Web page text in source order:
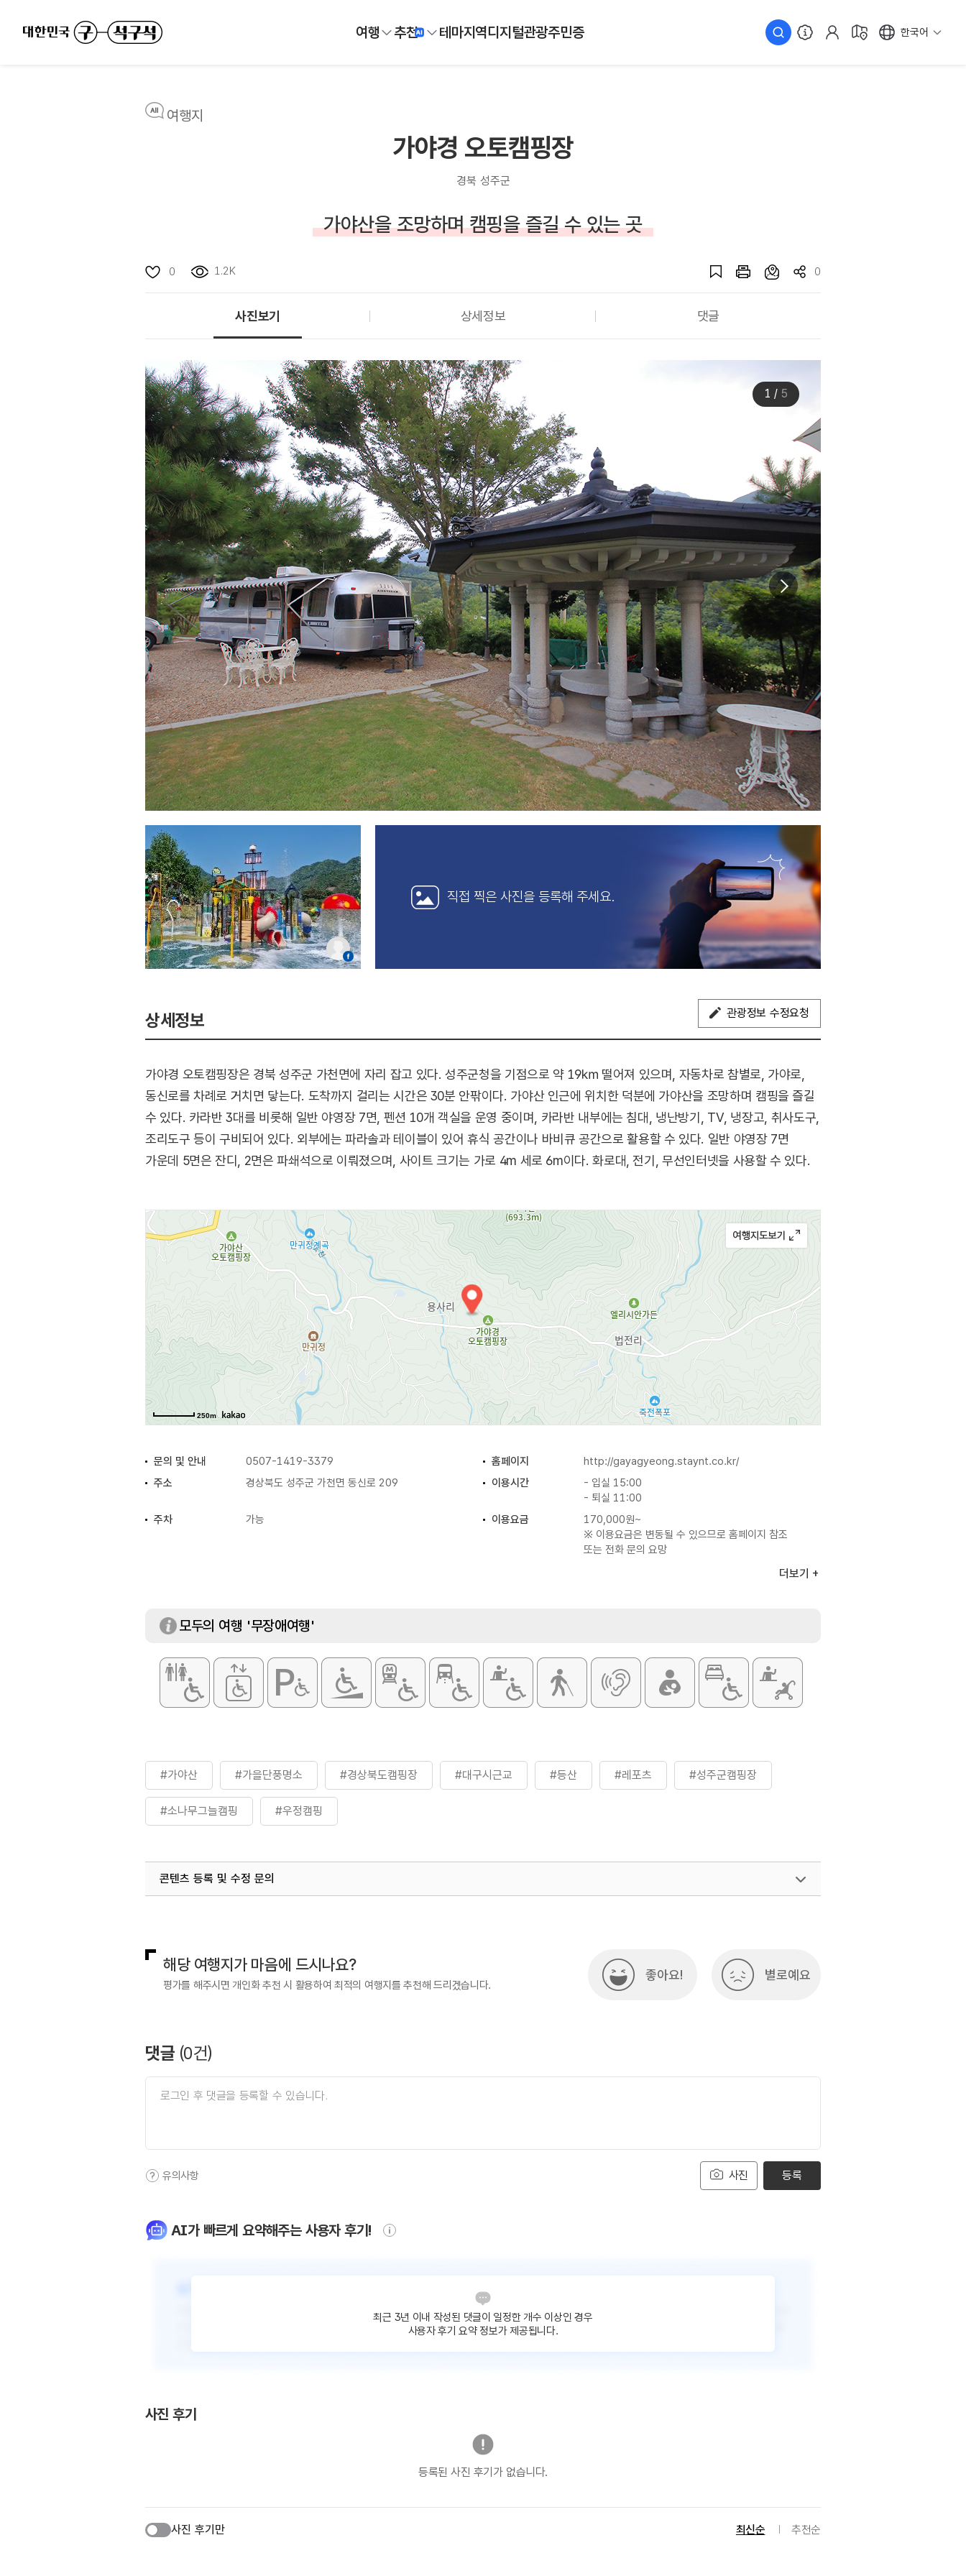
여행 추천 테마지역디지털관광주민증 한국어
여행지
가야경 오토캠핑장
경북 성주군
가야산을 조망하며 캠핑을 즐길 수 있는 곳
0 1.2K 0
사진보기 상세정보 댓글
1 / 5
직접 찍은 사진을등록해 주세요.
상세정보 관광정보 수정요청
가야경 오토캠핑장은 경북 성주군 가천면에 자리 잡고 있다. 성주군청을 기점으로 약 19㎞ 떨어져 있으며, 자동차로 참별로, 가야로,
동신로를 차례로 거치면 닿는다. 도착까지 걸리는 시간은 30분 안팎이다. 가야산 인근에 위치한 덕분에 가야산을 조망하며 캠핑을 즐길
수 있다. 카라반 3대를 비롯해 일반 야영장 7면, 펜션 10개 객실을 운영 중이며, 카라반 내부에는 침대, 냉난방기, TV, 냉장고, 취사도구,
조리도구 등이 구비되어 있다. 외부에는 파라솔과 테이블이 있어 휴식 공간이나 바비큐 공간으로 활용할 수 있다. 일반 야영장 7면
가운데 5면은 잔디, 2면은 파쇄석으로 이뤄졌으며, 사이트 크기는 가로 4m 세로 6m이다. 화로대, 전기, 무선인터넷을 사용할 수 있다.
250m
문의 및 안내 0507-1419-3379 홈페이지
http://gayagyeong.staynt.co.kr/
주소
경상북도 성주군 가천면 동신로 209 이용시간
- 입실 15:00
- 퇴실 11:00
주차
가능 이용요금
170,000원~
※ 이용요금은 변동될 수 있으므로 홈페이지 참조
또는 전화 문의 요망
더보기
모두의 여행 '무장애여행'
#가야산 #가을단풍명소 #경상북도캠핑장 #대구시근교 #등산 #레포츠 #성주군캠핑장
#소나무그늘캠핑 #우정캠핑
콘텐츠 등록 및 수정 문의
해당 여행지가 마음에 드시나요?
평가를 해주시면 개인화 추천 시 활용하여 최적의 여행지를 추천해 드리겠습니다.
좋아요! 별로예요
댓글 (0건)
사진
유의사항 등록
AI가 빠르게 요약해주는 사용자 후기!
최근 3년 이내 작성된 댓글이 일정한 개수 이상인 경우
사용자 후기 요약 정보가 제공됩니다.
사진 후기
등록된 사진 후기가 없습니다.
사진 후기만 최신순 추천순